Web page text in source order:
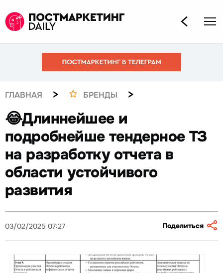
ГЛАВНАЯ > БРЕНДЫ >
😂Длиннейшее и
подробнейше тендерное ТЗ
на разработку отчета в
области устойчивого
развития
03/02/2025 07:27 Поделиться